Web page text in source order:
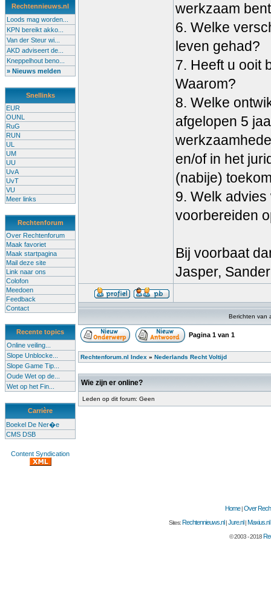
Rechtennieuws.nl
Loods mag worden...
KPN bereikt akko...
Van der Steur wi...
AKD adviseert de...
Kneppelhout beno...
» Nieuws melden
Snellinks
EUR
OUNL
RuG
RUN
UL
UM
UU
UvA
UvT
VU
Meer links
Rechtenforum
Over Rechtenforum
Maak favoriet
Maak startpagina
Mail deze site
Link naar ons
Colofon
Meedoen
Feedback
Contact
Recente topics
Online veiling...
Slope Unblocke...
Slope Game Tip...
Oude Wet op de...
Wet op het Fin...
Carrière
Boekel De Ner�e
CMS DSB
Content Syndication
werkzaam
6. Welke
leven gehad?
7. Heeft u ooit
Waarom?
8. Welke
afgelopen 5
en/of in het
(nabije)
9. Welk
voorbereiden
Bij voorbaat
Jasper,
Berichten van
Pagina 1 van 1
Rechtenforum.nl Index » Nederlands Recht Voltijd
Wie zijn er online?
Leden op dit forum: Geen
Home|Over
Sites:Rechtennieuws.nl |Jure.nl |Maxius.nl
© 2003 - 2018